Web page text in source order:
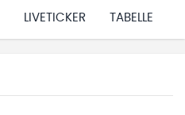
LIVETICKER TABELLE